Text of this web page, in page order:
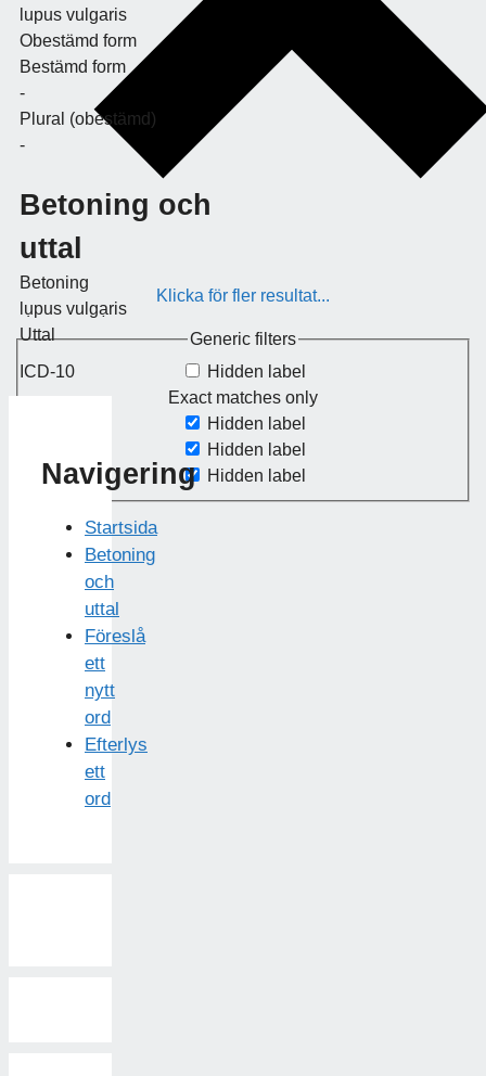
Klicka för fler resultat...
Generic filters
Hidden label
Exact matches only
Hidden label
Hidden label
Hidden label
lupus vulgaris
Obestämd form
Bestämd form
-
Plural (obestämd)
-
Betoning och
uttal
Betoning
lụpus vulgạris
Uttal
ICD-10
Navigering
Startsida
Betoning
och
uttal
Föreslå
ett
nytt
ord
Efterlys
ett
ord